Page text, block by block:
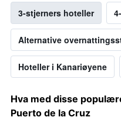
3-stjerners hoteller
Alternative
Hoteller i Kanariøyene
Hva med disse
Puerto de la Cruz